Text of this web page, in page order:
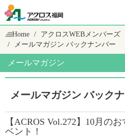
Home
アクロスWEBメンバーズ
メールマガジン バックナンバー
メールマガジン
メールマガジン バック
【ACROS Vol.272】10月の
ベント！